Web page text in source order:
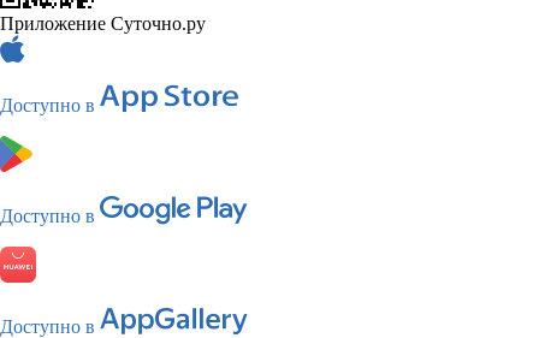
Приложение Суточно.ру
Доступно в
Доступно в
Доступно в